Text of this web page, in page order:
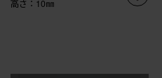
高さ：10㎜